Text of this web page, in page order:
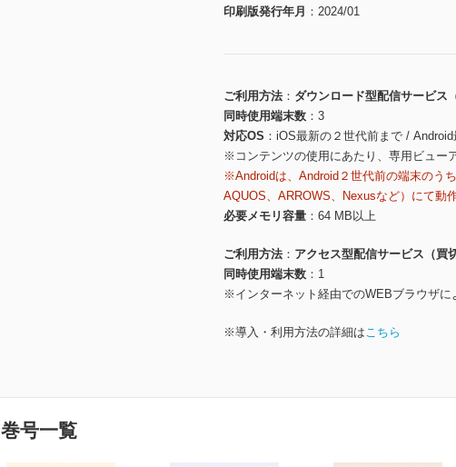
印刷版発行年月
2024/01
ご利用方法
ダウンロード型配信サービス
同時使用端末数
3
対応OS
iOS最新の２世代前まで /
※コンテンツの使用にあたり、専用ビュー
※Androidは、Android２世代前の端末のう
AQUOS、ARROWS、Nexusなど）にて動
必要メモリ容量
64 MB以上
ご利用方法
アクセス型配信サービス（買
同時使用端末数
1
※インターネット経由でのWEBブラウザに
※導入・利用方法の詳細はこちら
巻号一覧